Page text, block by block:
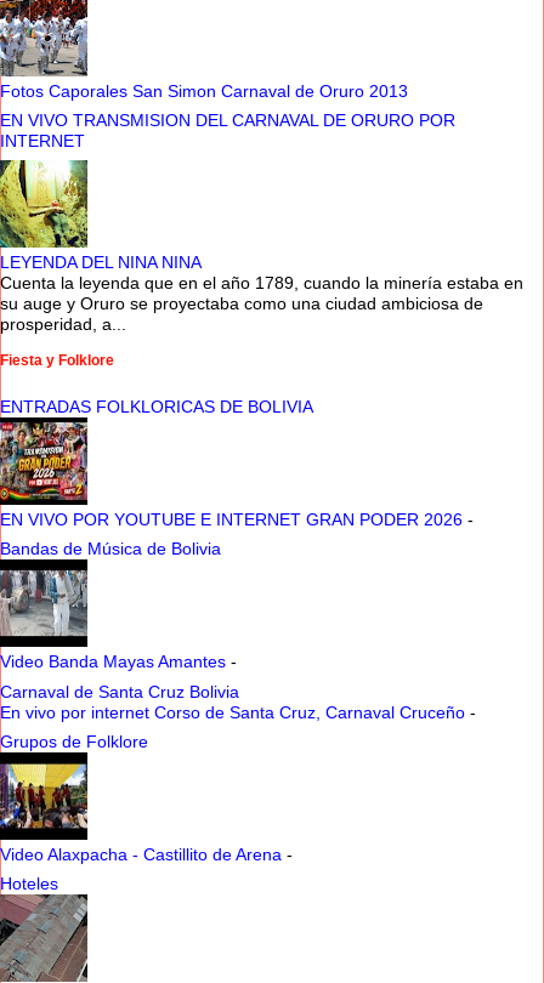
Fotos Caporales San Simon Carnaval de Oruro 2013
EN VIVO TRANSMISION DEL CARNAVAL DE ORURO POR
INTERNET
LEYENDA DEL NINA NINA
Cuenta la leyenda que en el año 1789, cuando la minería estaba en
su auge y Oruro se proyectaba como una ciudad ambiciosa de
prosperidad, a...
Fiesta y Folklore
ENTRADAS FOLKLORICAS DE BOLIVIA
EN VIVO POR YOUTUBE E INTERNET GRAN PODER 2026 -
Bandas de Música de Bolivia
Video Banda Mayas Amantes -
Carnaval de Santa Cruz Bolivia
En vivo por internet Corso de Santa Cruz, Carnaval Cruceño -
Grupos de Folklore
Video Alaxpacha - Castillito de Arena -
Hoteles